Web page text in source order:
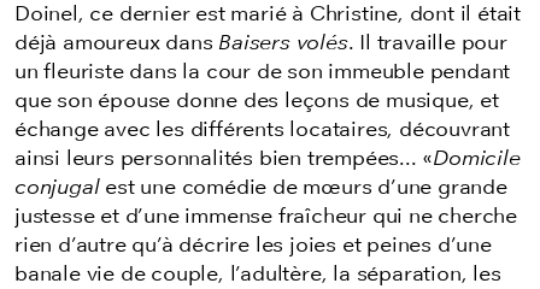
Doinel, ce dernier est marié à Christine, dont il était
déjà amoureux dans Baisers volés. Il travaille pour
un fleuriste dans la cour de son immeuble pendant
que son épouse donne des leçons de musique, et
échange avec les différents locataires, découvrant
ainsi leurs personnalités bien trempées... «Domicile
conjugal est une comédie de mœurs d’une grande
justesse et d’une immense fraîcheur qui ne cherche
rien d’autre qu’à décrire les joies et peines d’une
banale vie de couple, l’adultère, la séparation, les